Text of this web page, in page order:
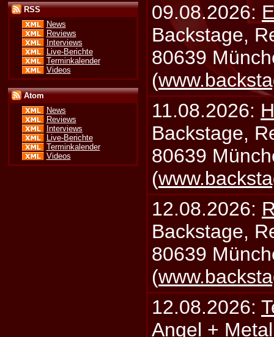
RSS
News
Reviews
Interviews
Live-Berichte
Terminkalender
Videos
Atom
News
Reviews
Interviews
Live-Berichte
Terminkalender
Videos
09.08.2026:
Backstage,
80639
(
11.08.2026:
Backstage,
80639
(
12.08.2026:
Backstage,
80639
(
12.08.2026:
Angel +